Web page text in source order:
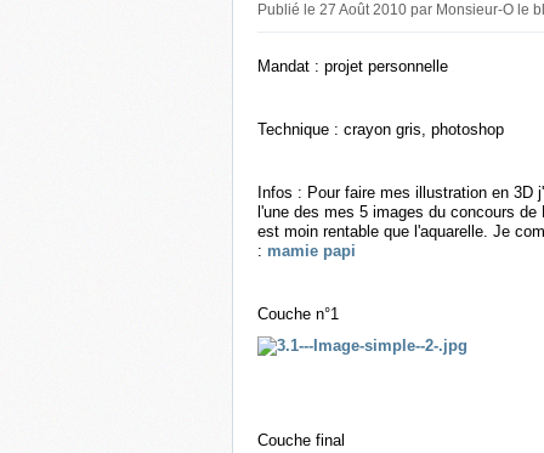
Publié le 27 Août 2010 par Monsieur-O le
Mandat : projet personnelle
Technique : crayon gris, photoshop
Infos : Pour faire mes illustration en 3D
l'une des mes 5 images du concours
est moin rentable que l'aquarelle. Je
: mamie papi
Couche n°1
Couche final